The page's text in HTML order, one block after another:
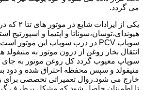
می گردد.
یکی از ایرادات
هیوندای،توسان،سوناتا و اپتیما و اسپورتیج
انتقال بخار روغن از درون موتور به
سوپاپ معیوب گردد کل روغن موتور به جای
منیفولد و سپس محفظه احتراق شده و دود
خارج می شود.روال تعمیراتی تخصصی برای
تا اطمینان حاصل شود که مشکل برطرف